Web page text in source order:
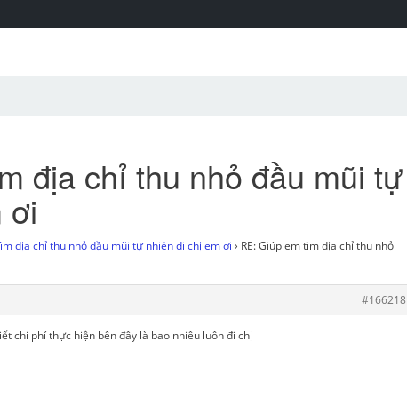
địa chỉ thu nhỏ đầu mũi tự
ơi
địa chỉ thu nhỏ đầu mũi tự nhiên đi chị em ơi › RE: Giúp em tìm địa chỉ thu nhỏ
#166218
chi phí thực hiện bên đây là bao nhiêu luôn đi chị